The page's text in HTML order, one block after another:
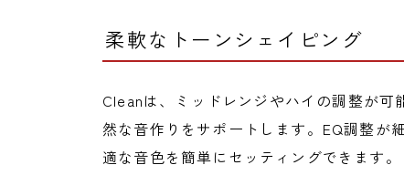
柔軟なトーンシェイピング
Cleanは、ミッドレンジやハイの調整が
然な音作りをサポートします。EQ調整が
適な音色を簡単にセッティングできます。